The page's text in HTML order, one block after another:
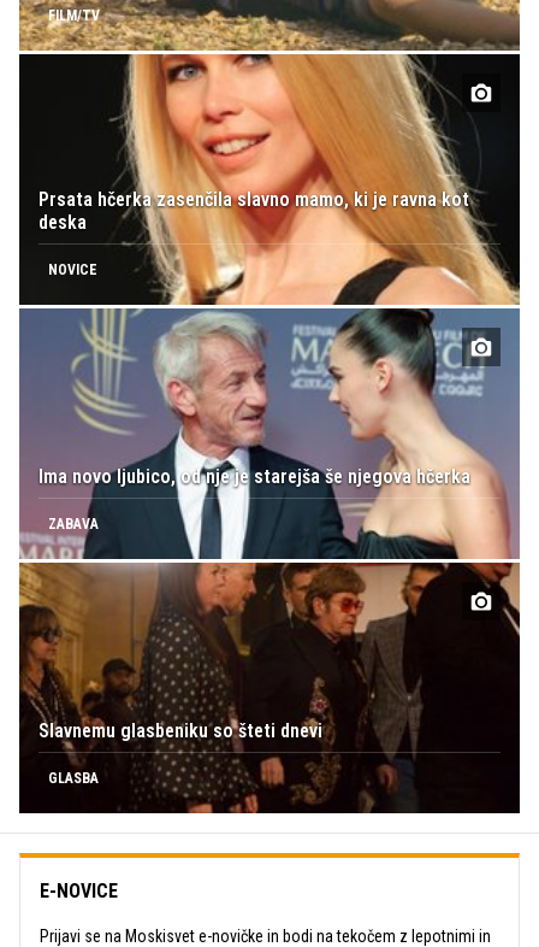
FILM/TV
Prsata hčerka zasenčila slavno mamo, ki je ravna kot
deska
NOVICE
Ima novo ljubico, od nje je starejša še njegova hčerka
ZABAVA
Slavnemu glasbeniku so šteti dnevi
GLASBA
E-NOVICE
Prijavi se na Moskisvet e-novičke in bodi na tekočem z lepotnimi in